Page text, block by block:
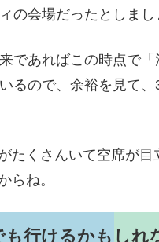
の会場だったとしまし
であればこの時点で
るので、余裕を見て
たくさんいて空席が目
らね。
も行けるかもし